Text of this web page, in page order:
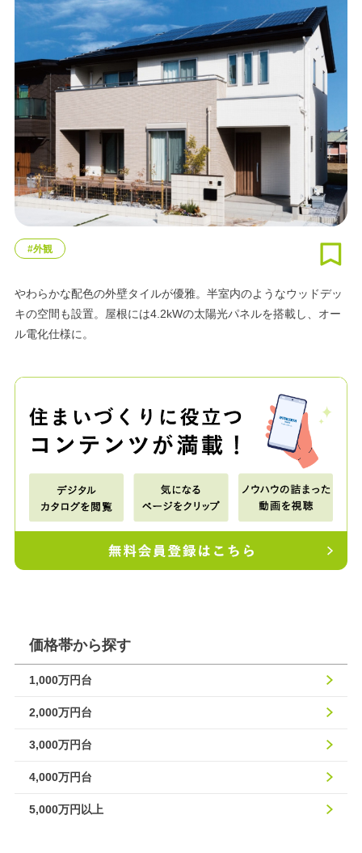
#外観
やわらかな配色の外壁タイルが優雅。半室内のようなウッドデッ
キの空間も設置。屋根には4.2kWの太陽光パネルを搭載し、オー
ル電化仕様に。
価格帯から探す
1,000万円台
2,000万円台
3,000万円台
4,000万円台
5,000万円以上